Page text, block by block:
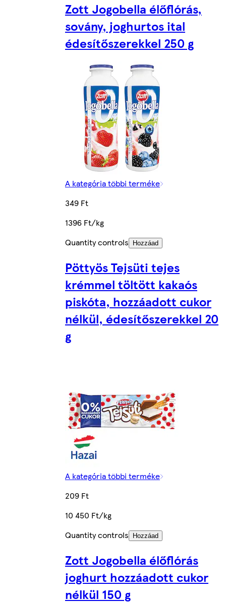
Zott Jogobella élőflórás,
sovány, joghurtos ital
édesítőszerekkel 250 g
A kategória többi terméke
349 Ft
1396 Ft/kg
Quantity controls
Hozzáad
Pöttyös Tejsüti tejes
krémmel töltött kakaós
piskóta, hozzáadott cukor
nélkül, édesítőszerekkel 20
g
A kategória többi terméke
209 Ft
10 450 Ft/kg
Quantity controls
Hozzáad
Zott Jogobella élőflórás
joghurt hozzáadott cukor
nélkül 150 g